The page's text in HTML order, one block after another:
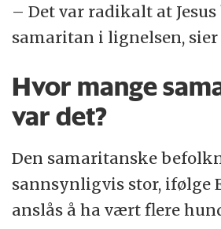
– Det var radikalt at
samaritan i lignelsen,
Hvor mange
var det?
Den samaritanske
sannsynligvis stor, ifølge
anslås å ha vært flere